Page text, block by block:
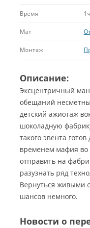
Время
Мат
Монтаж
Описание:
Эксцентричный
обещаний
детский ажиотаж
шоколадную
такого эвента
временем мафия во
отправить на
разузнать ряд
Вернуться живыми
шансов немного.
Новости о